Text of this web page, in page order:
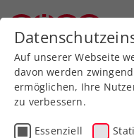
Auf unserer Webseite
davon werden
ermöglichen, Ihre
zu verbessern.
Essenziell